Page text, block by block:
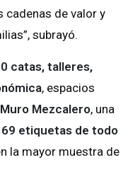
cadenas de valor y
subrayó.
catas, talleres,
, espacios
Muro Mezcalero, una
etiquetas de todo
la mayor muestra de